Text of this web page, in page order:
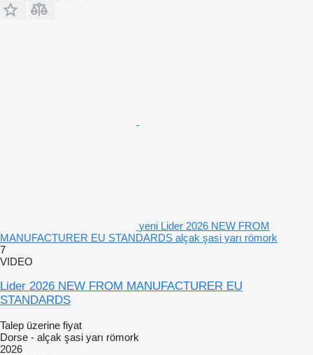
yeni Lider 2026 NEW FROM
MANUFACTURER EU STANDARDS alçak şasi yarı römork
7
VIDEO
Lider 2026 NEW FROM MANUFACTURER EU
STANDARDS
Talep üzerine fiyat
Dorse - alçak şasi yarı römork
2026